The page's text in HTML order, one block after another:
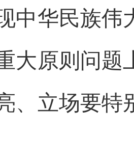
中华民族伟
大原则问题
、立场要特